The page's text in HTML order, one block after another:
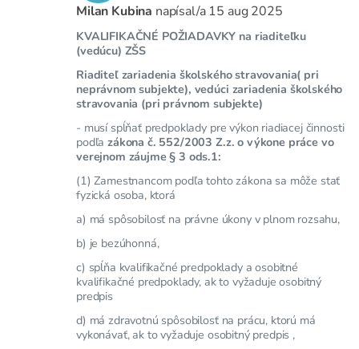
Milan Kubina napísal/a 15 aug 2025
KVALIFIKAČNÉ POŽIADAVKY na riaditeľku
(vedúcu) ZŠS
Riaditeľ zariadenia školského stravovania( pri
neprávnom subjekte), vedúci zariadenia školského
stravovania (pri právnom subjekte)
- musí spĺňať predpoklady pre výkon riadiacej činnosti
podľazákona č. 552/2003 Z.z. o výkone práce vo
verejnom záujme § 3 ods.1:
(1) Zamestnancom podľa tohto zákona sa môže stať
fyzická osoba, ktorá
a) má spôsobilosť na právne úkony v plnom rozsahu,
b) je bezúhonná,
c) spĺňa kvalifikačné predpoklady a osobitné
kvalifikačné predpoklady, ak to vyžaduje osobitný
predpis
d) má zdravotnú spôsobilosť na prácu, ktorú má
vykonávať, ak to vyžaduje osobitný predpis ,